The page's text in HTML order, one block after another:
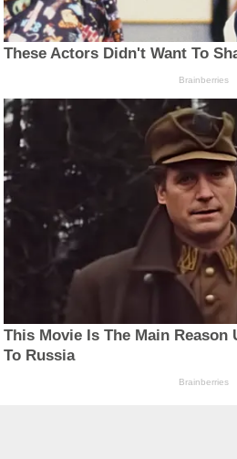
These Actors Didn't Want To
Brainberries
This Movie Is The Main Reason
To Russia
Brainberries